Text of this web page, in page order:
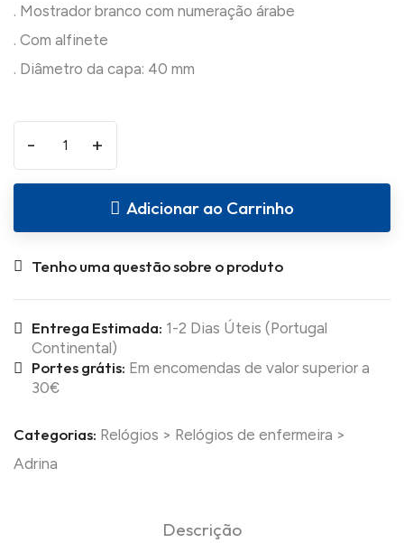
. Mostrador branco com numeração árabe
. Com alfinete
- +
Adicionar ao Carrinho
Tenho uma questão sobre o produto
Entrega Estimada: 1-2 Dias Úteis (Portugal
Continental)
Portes grátis: Em encomendas de valor superior a
30€
Categorias: Relógios > Relógios de enfermeira >
Adrina
Descrição